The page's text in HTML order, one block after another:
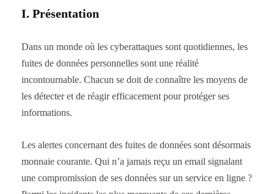
I. Présentation
Dans un monde où les cyberattaques sont quotidiennes, les
fuites de données personnelles sont une réalité
incontournable. Chacun se doit de connaître les moyens de
les détecter et de réagir efficacement pour protéger ses
informations.
Les alertes concernant des fuites de données sont désormais
monnaie courante. Qui n’a jamais reçu un email signalant
une compromission de ses données sur un service en ligne ?